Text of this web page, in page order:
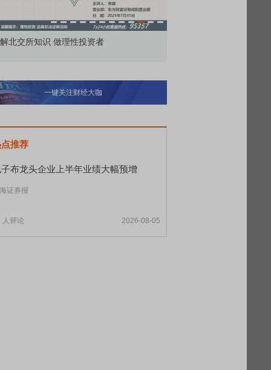
市价委托那么多种，究竟怎么用？
一键关注财经大咖
推荐
布龙头企业上半年业绩大幅预增
证券报
人评论 2026-08-05